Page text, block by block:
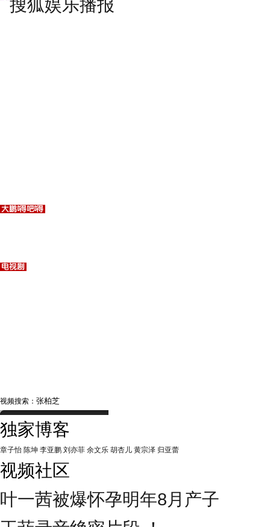
视频搜索：
独家博客
章子怡 陈坤 李亚鹏 刘亦菲 余文乐 胡杏儿 黄宗泽 归亚蕾
视频社区
叶一茜被爆怀孕明年8月产子